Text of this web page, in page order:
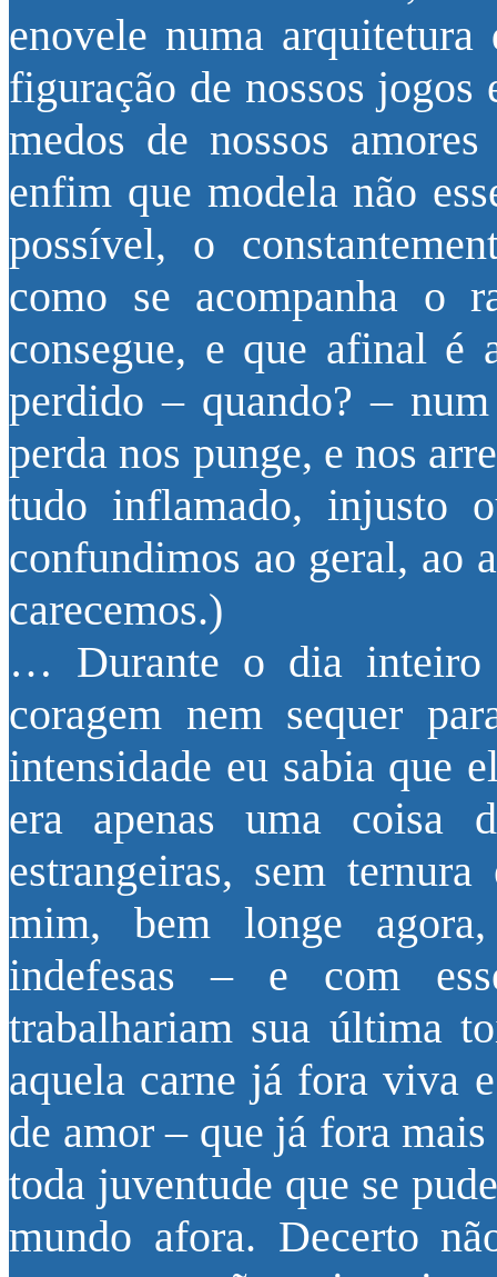
enovele numa
figuração de nossos jogos
medos de nossos
enfim que modela não
possível, o
como se acompanha o
consegue, e que afinal é
perdido – quando? –
perda nos punge, e nos
tudo inflamado, injusto
confundimos ao geral, ao
carecemos.)
… Durante o dia inteiro
coragem nem sequer
intensidade eu sabia que
era apenas uma coisa
estrangeiras, sem
mim, bem longe
indefesas – e com
trabalhariam sua última
aquela carne já fora viva
de amor – que já fora
toda juventude que se
mundo afora. Decerto